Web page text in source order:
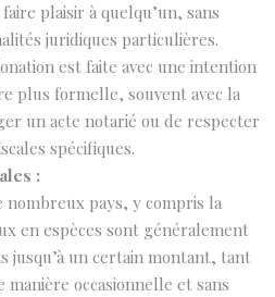
plaisir à quelqu’un, sans
juridiques particulières.
est faite avec une intention
plus formelle, souvent avec la
un acte notarié ou de respecter
spécifiques.
:
nombreux pays, y compris la
en espèces sont généralement
jusqu’à un certain montant, tant
manière occasionnelle et sans